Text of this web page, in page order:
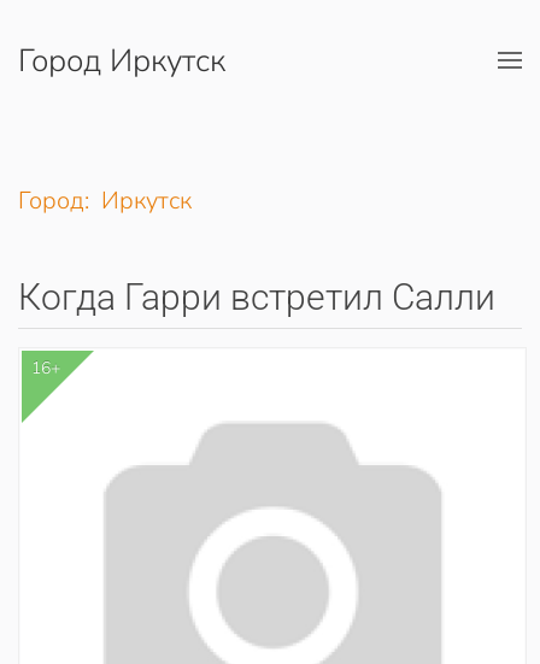
Перейти к содержимому
Город Иркутск
Город: Иркутск
Когда Гарри встретил Салли
16+